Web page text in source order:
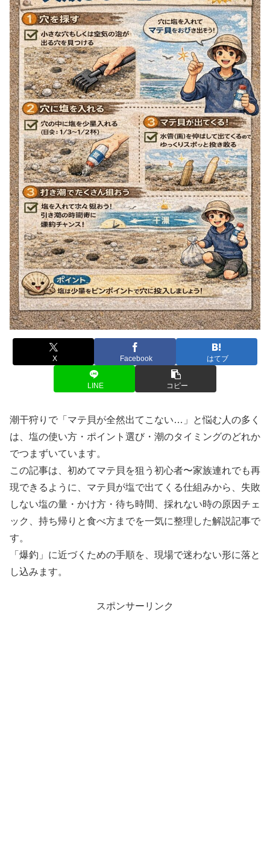
X Facebook はてブ
LINE コピー
潮干狩りで「マテ貝が全然出てこない…」と悩む人の多く
は、塩の使い方・ポイント選び・潮のタイミングのどれか
でつまずいています。
この記事は、初めてマテ貝を狙う初心者〜家族連れでも再
現できるように、マテ貝が塩で出てくる仕組みから、失敗
しない塩の量・かけ方・待ち時間、採れない時の原因チェ
ック、持ち帰りと食べ方までを一気に整理した解説記事で
す。
「爆釣」に近づくための手順を、現場で迷わない形に落と
し込みます。
スポンサーリンク